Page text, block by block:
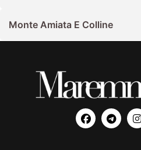
Monte Amiata E Colline